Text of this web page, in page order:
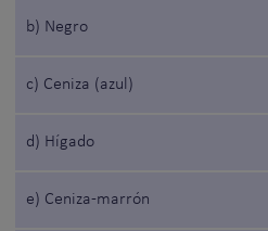
b) Negro
c) Ceniza (azul)
d) Hígado
e) Ceniza-marrón